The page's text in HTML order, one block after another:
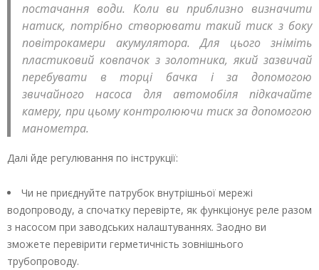
постачання води. Коли ви приблизно визначити
натиск, потрібно створювати такий тиск з боку
повітрокамери акумулятора. Для цього зніміть
пластиковий ковпачок з золотника, який зазвичай
перебувати в торці бачка і за допомогою
звичайного насоса для автомобіля підкачайте
камеру, при цьому контролюючи тиск за допомогою
манометра.
Далі йде регулювання по інструкції:
Чи не приєднуйте патрубок внутрішньої мережі
водопроводу, а спочатку перевірте, як функціонує реле разом
з насосом при заводських налаштуваннях. Заодно ви
зможете перевірити герметичність зовнішнього
трубопроводу.